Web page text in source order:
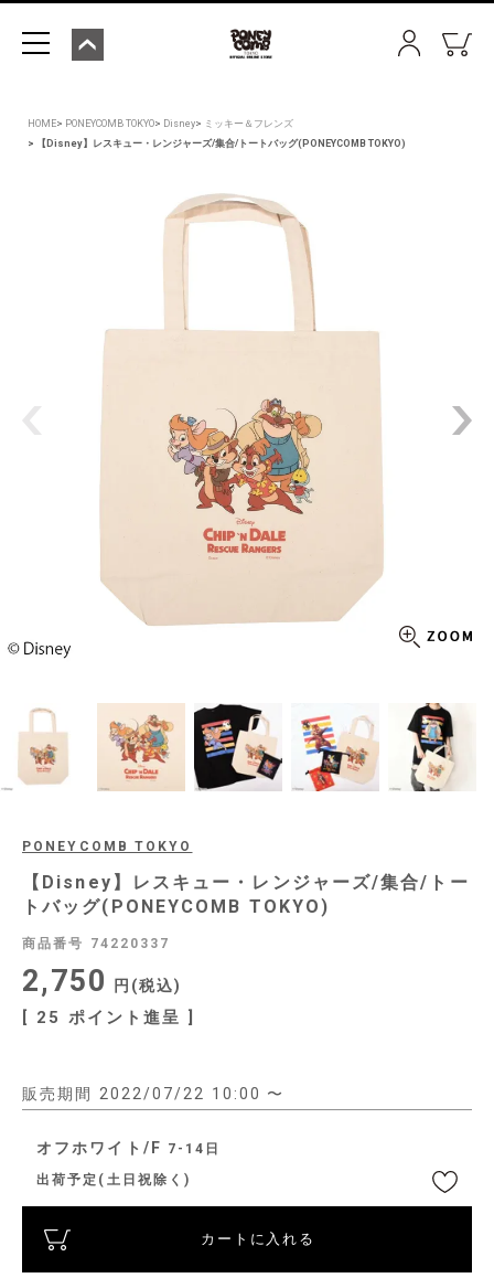
HOME PONEYCOMB TOKYO Disney
ミッキー＆フレンズ
【Disney】レスキュー・レンジャーズ/集合/トートバッグ(PONEYCOMB TOKYO)
PONEYCOMB TOKYO
【Disney】レスキュー・レンジャーズ/集合/トー
トバッグ(PONEYCOMB TOKYO)
商品番号 74220337
2,750 税込
[ 25 ポイント進呈 ]
販売期間 2022/07/22 10:00 〜
オフホワイト/F 7-14日
出荷予定(土日祝除く)
カートに入れる